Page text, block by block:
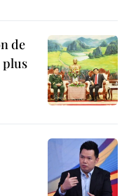
de
plus